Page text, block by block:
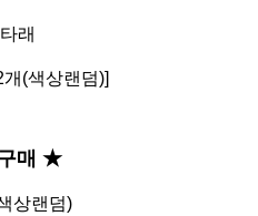
래
(색상랜덤)]
매 ★
상랜덤)